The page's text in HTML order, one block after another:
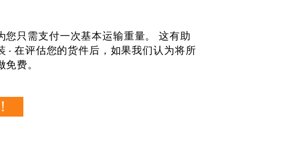
只需支付一次基本运输重量。 这有助
- 在评估您的货件后，如果我们认为将所
免费。